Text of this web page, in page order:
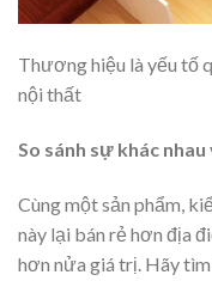
Thương hiệu là yếu tố
nội thất
So sánh sự khác
Cùng một sản phẩm,
này lại bán rẻ hơn địa
hơn nửa giá trị. Hãy